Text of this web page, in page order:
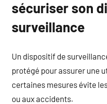
sécuriser son
surveillance
Un dispositif de
protégé pour assurer une
certaines mesures évite
ou aux accidents.